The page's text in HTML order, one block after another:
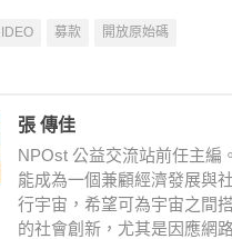
募款 開放原始碼
張 傳佳
NPOst 公益交流站前任主編
能成為一個兼顧經濟發展與
行宇宙，希望可為宇宙之間
的社會創新，尤其是因應網